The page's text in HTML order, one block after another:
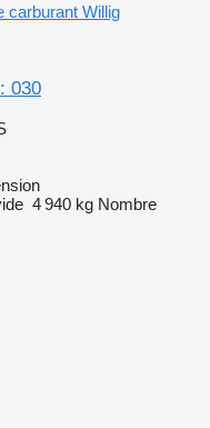
carburant Willig
030
4 940 kg Nombre